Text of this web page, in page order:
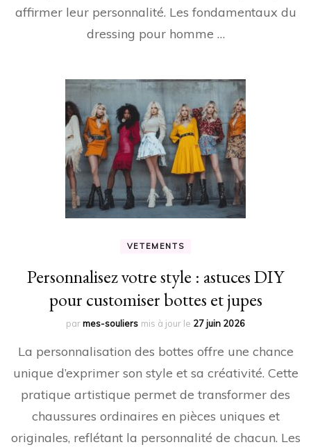
affirmer leur personnalité. Les fondamentaux du
dressing pour homme …
VETEMENTS
Personnalisez votre style : astuces DIY
pour customiser bottes et jupes
parmes-souliers mis à jour le 27 juin 2026
La personnalisation des bottes offre une chance
unique d’exprimer son style et sa créativité. Cette
pratique artistique permet de transformer des
chaussures ordinaires en pièces uniques et
originales, reflétant la personnalité de chacun. Les